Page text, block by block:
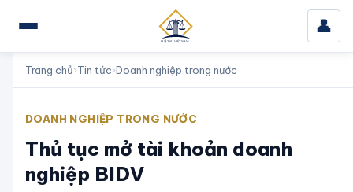
👤
Trang chủ›Tin tức›Doanh nghiệp trong nước
DOANH NGHIỆP TRONG NƯỚC
Thủ tục mở tài khoản doanh
nghiệp BIDV